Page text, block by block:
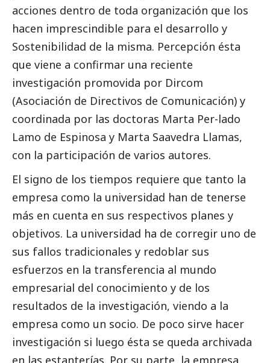
acciones dentro de toda organización que los
hacen imprescindible para el desarrollo y
Sostenibilidad de la misma. Percepción ésta
que viene a confirmar una reciente
investigación promovida por Dircom
(Asociación de Directivos de Comunicación) y
coordinada por las doctoras Marta Per-lado
Lamo de Espinosa y Marta Saavedra Llamas,
con la participación de varios autores.
El signo de los tiempos requiere que tanto la
empresa como la universidad han de tenerse
más en cuenta en sus respectivos planes y
objetivos. La universidad ha de corregir uno de
sus fallos tradicionales y redoblar sus
esfuerzos en la transferencia al mundo
empresarial del conocimiento y de los
resultados de la investigación, viendo a la
empresa como un socio. De poco sirve hacer
investigación si luego ésta se queda archivada
en las estanterías. Por su parte, la empresa